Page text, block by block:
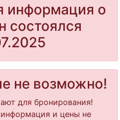
информация о
состоялся
не возможно!
для бронирования!
и цены не